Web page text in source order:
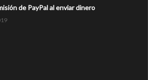
de PayPal al enviar dinero